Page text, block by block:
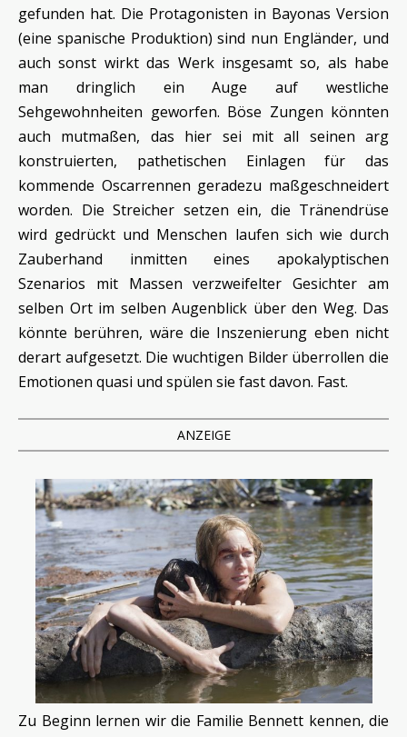
gefunden hat. Die Protagonisten in Bayonas Version
(eine spanische Produktion) sind nun Engländer, und
auch sonst wirkt das Werk insgesamt so, als habe
man dringlich ein Auge auf westliche
Sehgewohnheiten geworfen. Böse Zungen könnten
auch mutmaßen, das hier sei mit all seinen arg
konstruierten, pathetischen Einlagen für das
kommende Oscarrennen geradezu maßgeschneidert
worden. Die Streicher setzen ein, die Tränendrüse
wird gedrückt und Menschen laufen sich wie durch
Zauberhand inmitten eines apokalyptischen
Szenarios mit Massen verzweifelter Gesichter am
selben Ort im selben Augenblick über den Weg. Das
könnte berühren, wäre die Inszenierung eben nicht
derart aufgesetzt. Die wuchtigen Bilder überrollen die
Emotionen quasi und spülen sie fast davon. Fast.
ANZEIGE
Zu Beginn lernen wir die Familie Bennett kennen, die